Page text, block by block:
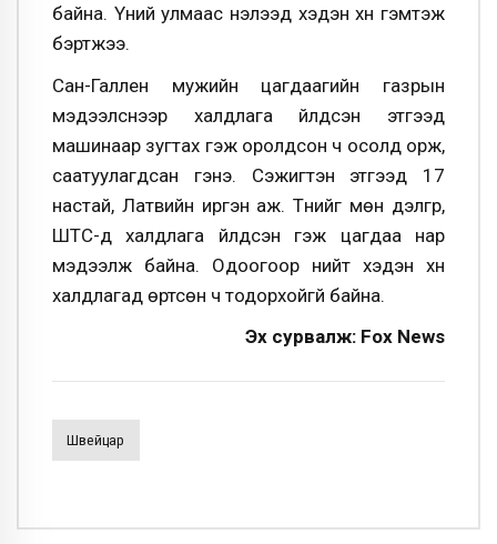
байна. Үүний улмаас нэлээд хэдэн хүн гэмтэж
бэртжээ.
Сан-Галлен мужийн цагдаагийн газрын
мэдээлснээр халдлага үйлдсэн этгээд
машинаар зугтах гэж оролдсон ч осолд орж,
саатуулагдсан гэнэ. Сэжигтэн этгээд 17
настай, Латвийн иргэн аж. Түүнийг мөн дэлгүүр,
ШТС-д халдлага үйлдсэн гэж цагдаа нар
мэдээлж байна. Одоогоор нийт хэдэн хүн
халдлагад өртсөн ч тодорхойгүй байна.
Эх сурвалж: Fox News
Швейцар